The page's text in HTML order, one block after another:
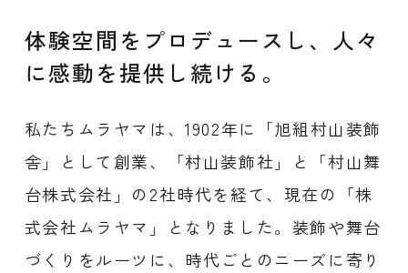
体験空間をプロデュースし、人々
に感動を提供し続ける。
私たちムラヤマは、1902年に「旭組村山装飾
舎」として創業、「村山装飾社」と「村山舞
台株式会社」の2社時代を経て、現在の「株
式会社ムラヤマ」となりました。装飾や舞台
づくりをルーツに、時代ごとのニーズに寄り